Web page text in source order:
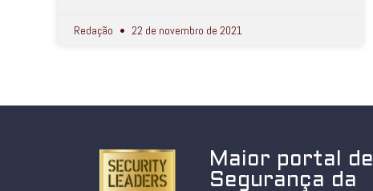
Redação 22 de novembro de 2021
Maior portal de
Segurança da